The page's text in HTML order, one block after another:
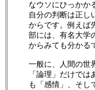
なウソにひっかか
自分の判断は正し
からです。例えば
部には、有名大学
からみても分かる
一般に、人間の世
「論理」だけでは
も「感情」、そし